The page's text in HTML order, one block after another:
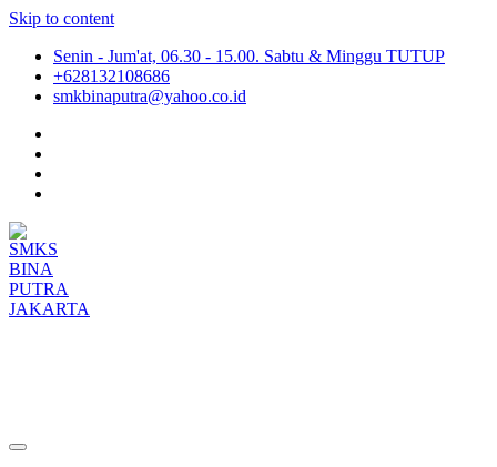
Skip to content
Senin - Jum'at, 06.30 - 15.00. Sabtu & Minggu TUTUP
+628132108686
smkbinaputra@yahoo.co.id